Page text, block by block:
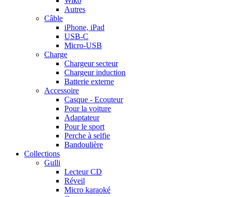
Autres
Câble
iPhone, iPad
USB-C
Micro-USB
Charge
Chargeur secteur
Chargeur induction
Batterie externe
Accessoire
Casque - Ecouteur
Pour la voiture
Adaptateur
Pour le sport
Perche à selfie
Bandoulière
Collections
Gulli
Lecteur CD
Réveil
Micro karaoké